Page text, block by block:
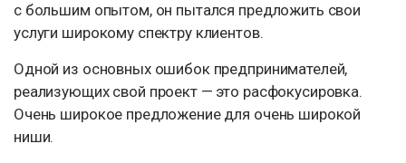
с большим опытом, он пытался предложить свои
услуги широкому спектру клиентов.
Одной из основных ошибок предпринимателей,
реализующих свой проект — это расфокусировка.
Очень широкое предложение для очень широкой
ниши.